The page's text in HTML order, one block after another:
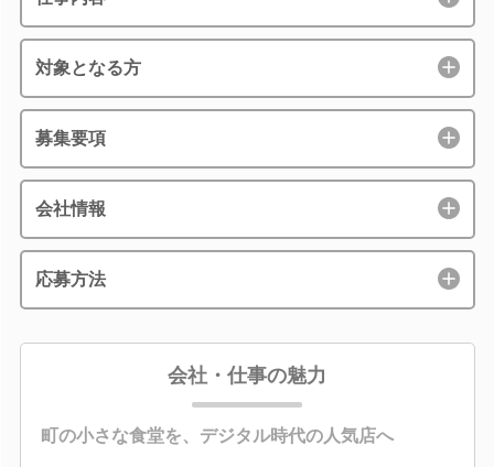
対象となる方
募集要項
会社情報
応募方法
会社・仕事の魅力
町の小さな食堂を、デジタル時代の人気店へ